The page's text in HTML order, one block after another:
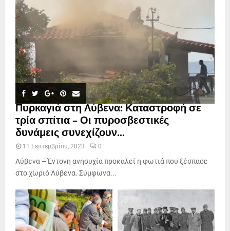
Πυρκαγιά στη Λύβενα: Καταστροφή σε
τρία σπίτια – Οι πυροσβεστικές
δυνάμεις συνεχίζουν...
11 Σεπτεμβρίου, 2023 0
Λύβενα – Έντονη ανησυχία προκαλεί η φωτιά που ξέσπασε
στο χωριό Λύβενα. Σύμφωνα...